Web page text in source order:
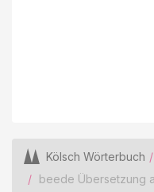
Kölsch Wörterbuch
beede Übersetzung